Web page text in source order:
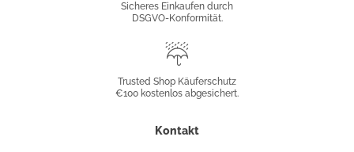
Sicheres Einkaufen durch
DSGVO-Konformität.
Käuferschutz
Trusted Shop Käuferschutz
€100 kostenlos abgesichert.
Kontakt